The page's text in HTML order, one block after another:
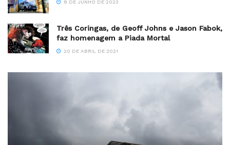
8 DE JUNHO DE 2023
Três Coringas, de Geoff Johns e Jason Fabok,
faz homenagem a Piada Mortal
20 DE ABRIL DE 2021